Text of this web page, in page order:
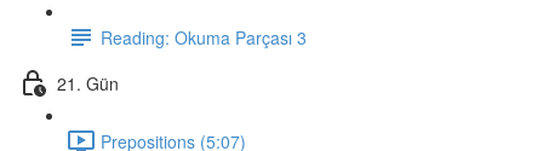
Reading: Okuma Parçası 3
21. Gün
Prepositions (5:07)